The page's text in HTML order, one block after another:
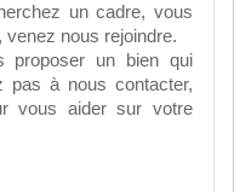
un cadre, vous
venez nous rejoindre.
proposer un bien qui
pas à nous contacter,
vous aider sur votre